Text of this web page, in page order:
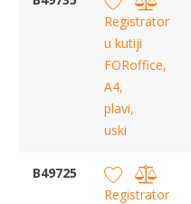
Registrator
u kutiji
FORoffice,
A4,
plavi,
uski
B49725
Registrator